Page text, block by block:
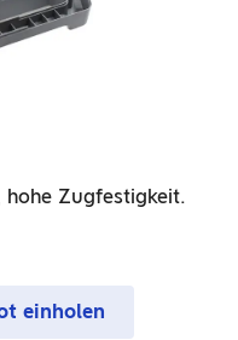
hohe Zugfestigkeit.
einholen